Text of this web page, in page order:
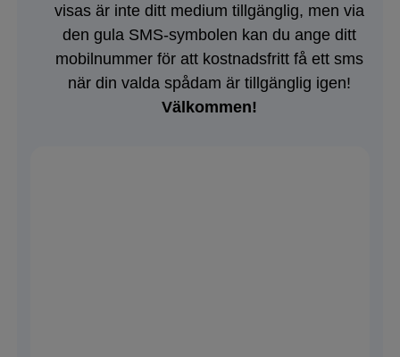
visas är inte ditt medium tillgänglig, men via
den gula SMS-symbolen kan du ange ditt
mobilnummer för att kostnadsfritt få ett sms
när din valda spådam är tillgänglig igen!
Välkommen!